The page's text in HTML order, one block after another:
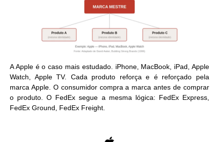
A Apple é o caso mais estudado. iPhone, MacBook, iPad, Apple
Watch, Apple TV. Cada produto reforça e é reforçado pela
marca Apple. O consumidor compra a marca antes de comprar
o produto. O FedEx segue a mesma lógica: FedEx Express,
FedEx Ground, FedEx Freight.